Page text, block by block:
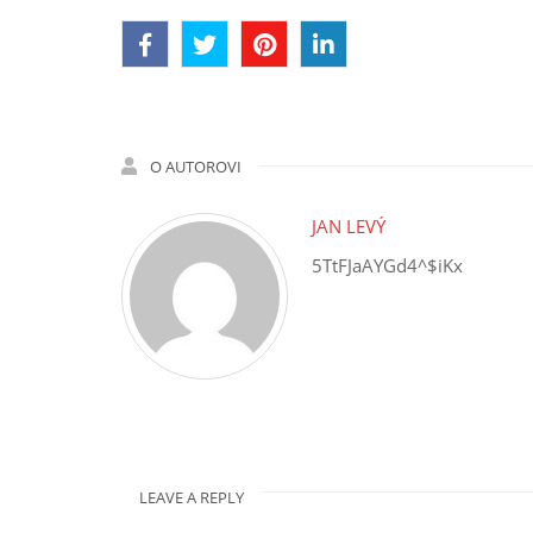
O AUTOROVI
JAN LEVÝ
5TtFJaAYGd4^$iKx
LEAVE A REPLY